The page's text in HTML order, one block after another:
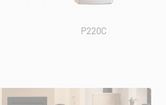
P220C